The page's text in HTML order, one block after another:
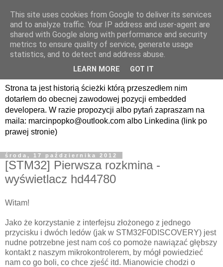
avrland.it - nic co
nerdowskie nie jest mi
Strona ta jest historią ścieżki którą przeszedłem nim
dotarłem do obecnej zawodowej pozycji embedded
developera. W razie propozycji albo pytań zapraszam na
maila: marcinpopko@outlook.com albo Linkedina (link po
prawej stronie)
środa, 17 października 2012
[STM32] Pierwsza rozkmina -
wyświetlacz hd44780
Witam!
Jako że korzystanie z interfejsu złożonego z jednego
przycisku i dwóch ledów (jak w STM32F0DISCOVERY) jest
nudne potrzebne jest nam coś co pomoże nawiązać głębszy
kontakt z naszym mikrokontrolerem, by mógł powiedzieć
nam co go boli, co chce zjeść itd. Mianowicie chodzi o
This site uses cookies from Google to deliver its services
and to analyze traffic. Your IP address and user-agent are
shared with Google along with performance and security
metrics to ensure quality of service, generate usage
statistics, and to detect and address abuse.
LEARN MORE GOT IT